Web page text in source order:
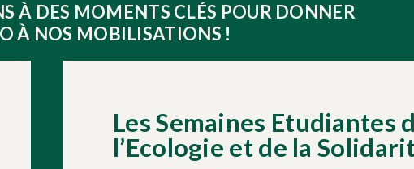
À DES MOMENTS CLÉS POUR DONNER
À NOS MOBILISATIONS !
Les Semaines Etudiantes
l’Ecologie et de la